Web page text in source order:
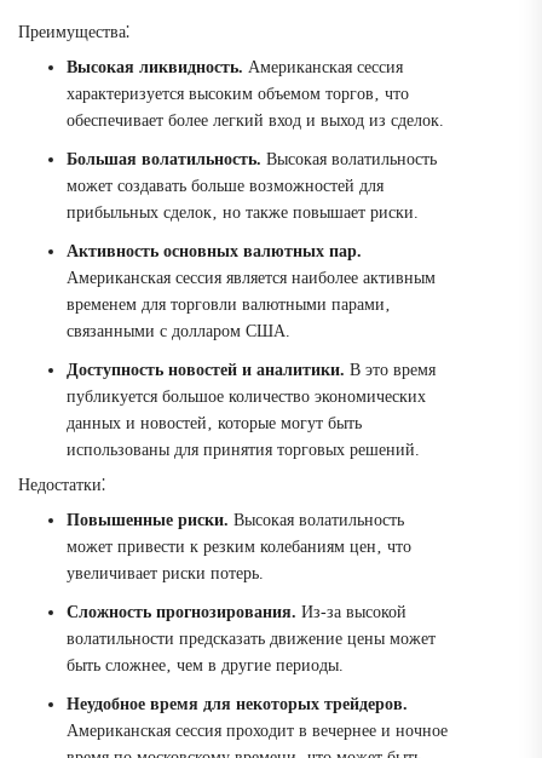
Преимущества⁚
Высокая ликвидность. Американская сессия
характеризуется высоким объемом торгов‚ что
обеспечивает более легкий вход и выход из сделок.
Большая волатильность. Высокая волатильность
может создавать больше возможностей для
прибыльных сделок‚ но также повышает риски.
Активность основных валютных пар.
Американская сессия является наиболее активным
временем для торговли валютными парами‚
связанными с долларом США.
Доступность новостей и аналитики. В это время
публикуется большое количество экономических
данных и новостей‚ которые могут быть
использованы для принятия торговых решений.
Недостатки⁚
Повышенные риски. Высокая волатильность
может привести к резким колебаниям цен‚ что
увеличивает риски потерь.
Сложность прогнозирования. Из-за высокой
волатильности предсказать движение цены может
быть сложнее‚ чем в другие периоды.
Неудобное время для некоторых трейдеров.
Американская сессия проходит в вечернее и ночное